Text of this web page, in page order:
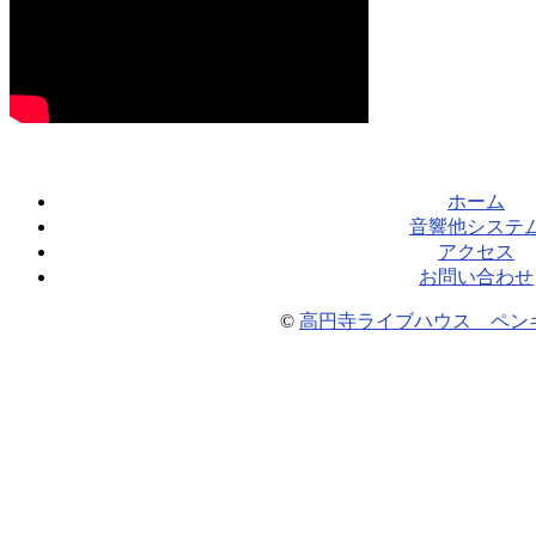
ホーム
音響他システ
アクセス
お問い合わせ
© 高円寺ライブハウス ペン